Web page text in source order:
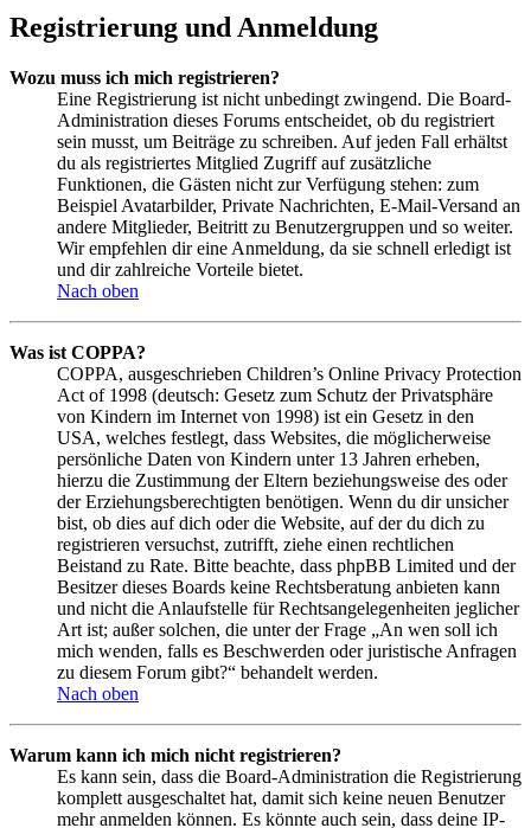
Registrierung und Anmeldung
Wozu muss ich mich registrieren?
Eine Registrierung ist nicht unbedingt zwingend. Die Board-
Administration dieses Forums entscheidet, ob du registriert
sein musst, um Beiträge zu schreiben. Auf jeden Fall erhältst
du als registriertes Mitglied Zugriff auf zusätzliche
Funktionen, die Gästen nicht zur Verfügung stehen: zum
Beispiel Avatarbilder, Private Nachrichten, E-Mail-Versand an
andere Mitglieder, Beitritt zu Benutzergruppen und so weiter.
Wir empfehlen dir eine Anmeldung, da sie schnell erledigt ist
und dir zahlreiche Vorteile bietet.
Nach oben
Was ist COPPA?
COPPA, ausgeschrieben Children’s Online Privacy Protection
Act of 1998 (deutsch: Gesetz zum Schutz der Privatsphäre
von Kindern im Internet von 1998) ist ein Gesetz in den
USA, welches festlegt, dass Websites, die möglicherweise
persönliche Daten von Kindern unter 13 Jahren erheben,
hierzu die Zustimmung der Eltern beziehungsweise des oder
der Erziehungsberechtigten benötigen. Wenn du dir unsicher
bist, ob dies auf dich oder die Website, auf der du dich zu
registrieren versuchst, zutrifft, ziehe einen rechtlichen
Beistand zu Rate. Bitte beachte, dass phpBB Limited und der
Besitzer dieses Boards keine Rechtsberatung anbieten kann
und nicht die Anlaufstelle für Rechtsangelegenheiten jeglicher
Art ist; außer solchen, die unter der Frage „An wen soll ich
mich wenden, falls es Beschwerden oder juristische Anfragen
zu diesem Forum gibt?“ behandelt werden.
Nach oben
Warum kann ich mich nicht registrieren?
Es kann sein, dass die Board-Administration die Registrierung
komplett ausgeschaltet hat, damit sich keine neuen Benutzer
mehr anmelden können. Es könnte auch sein, dass deine IP-